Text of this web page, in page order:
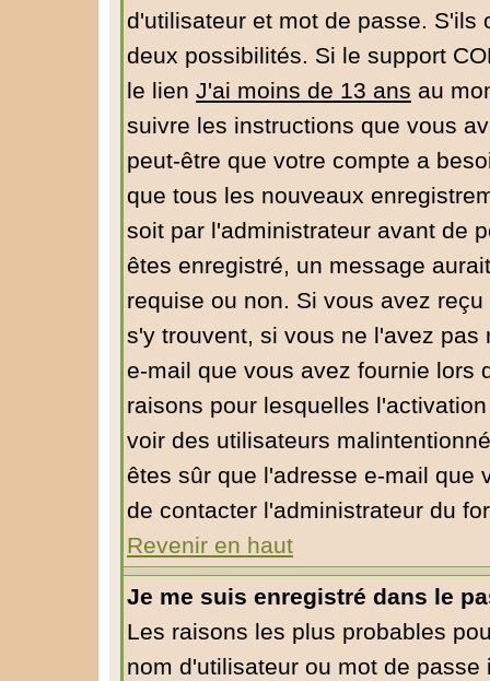
d'utilisateur et mot de passe. S'ils
deux possibilités. Si le support
le lien J'ai moins de 13 ans au
suivre les instructions que vous
peut-être que votre compte a
que tous les nouveaux
soit par l'administrateur avant de
êtes enregistré, un message
requise ou non. Si vous avez
s'y trouvent, si vous ne l'avez
e-mail que vous avez fournie lors
raisons pour lesquelles
voir des utilisateurs
êtes sûr que l'adresse e-mail que
de contacter l'administrateur du
Revenir en haut
Je me suis enregistré dans le
Les raisons les plus probables
nom d'utilisateur ou mot de